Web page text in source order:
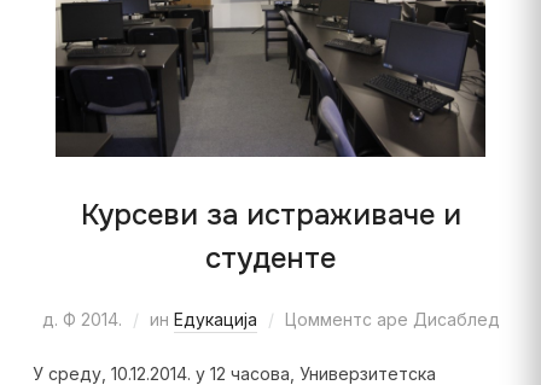
Курсеви за истраживаче и
студенте
д. Ф 2014. ин Едукација Цомментс аре Дисаблед
У среду, 10.12.2014. у 12 часова, Универзитетска